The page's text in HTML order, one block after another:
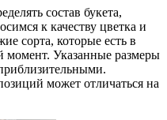
состав букета,
к качеству цветка и
сорта, которые есть в
Указанные размеры
может отличаться на